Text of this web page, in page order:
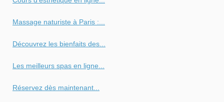
Massage naturiste à Paris :...
Découvrez les bienfaits des...
Les meilleurs spas en ligne...
Réservez dès maintenant...